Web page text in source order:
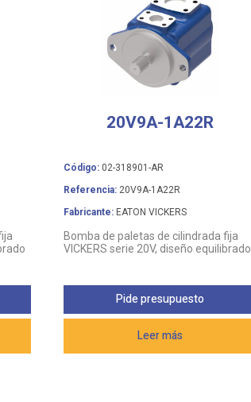
20V9A-1A22R
Código: 02-318901-AR
Referencia: 20V9A-1A22R
Fabricante: EATON VICKERS
Bomba de paletas de cilindrada fija
VICKERS serie 20V, diseño equilibrado
Leer más
Pide presupuesto